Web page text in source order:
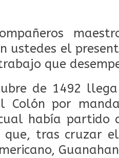
ustedes el
que
de 1492
Colón por
había partido
que, tras cruzar